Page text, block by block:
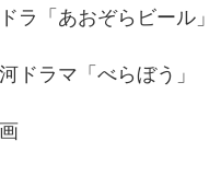
ラ「あおぞらビール」
ドラマ「べらぼう」